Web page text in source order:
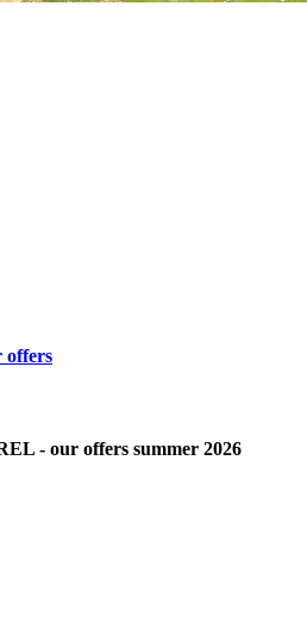
offers
- our offers summer 2026